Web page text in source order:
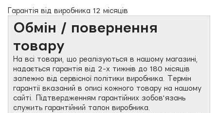
Гарантія від виробника 12 місяців
Обмін / повернення
товару
На всі товари, що реалізуються в нашому магазині,
надається гарантія від 2-х тижнів до 180 місяців
залежно від сервісної політики виробника. Термін
гарантії вказаний в описі кожного товару на нашому
сайті. Підтвердженням гарантійних зобов'язань
служить гарантійний талон виробника.